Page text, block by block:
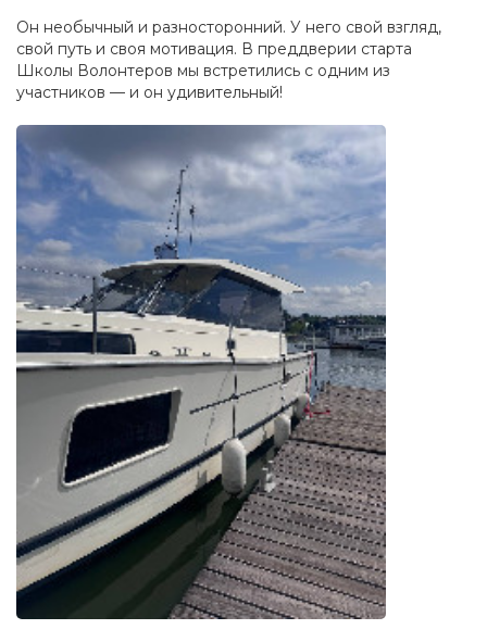
Он необычный и разносторонний. У него свой взгляд,
свой путь и своя мотивация. В преддверии старта
Школы Волонтеров мы встретились с одним из
участников — и он удивительный!